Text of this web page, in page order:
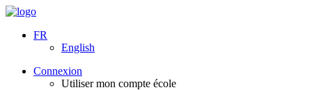
FR
English
Connexion
Utiliser mon compte école